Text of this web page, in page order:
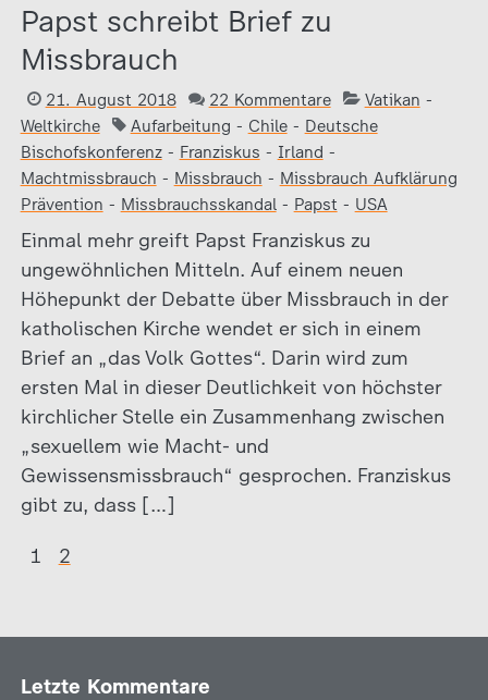
Papst schreibt Brief zu
Missbrauch
21. August 2018 22 Kommentare Vatikan -
Weltkirche
Aufarbeitung - Chile- Deutsche
Bischofskonferenz- Franziskus - Irland -
Machtmissbrauch - Missbrauch - Missbrauch Aufklärung
Prävention - Missbrauchsskandal- Papst - USA
Einmal mehr greift Papst Franziskus zu
ungewöhnlichen Mitteln. Auf einem neuen
Höhepunkt der Debatte über Missbrauch in der
katholischen Kirche wendet er sich in einem
Brief an „das Volk Gottes“. Darin wird zum
ersten Mal in dieser Deutlichkeit von höchster
kirchlicher Stelle ein Zusammenhang zwischen
„sexuellem wie Macht- und
Gewissensmissbrauch“ gesprochen. Franziskus
gibt zu, dass […]
1 2
Letzte Kommentare